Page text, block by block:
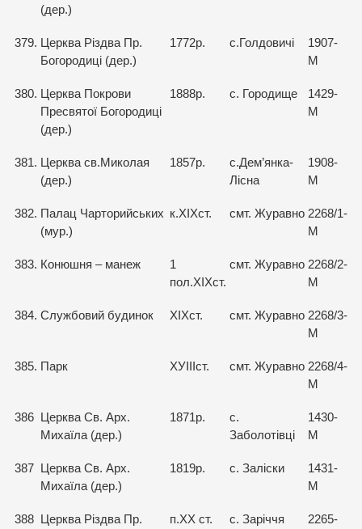
(дер.)
379. Церква Різдва Пр.
Богородиці (дер.)
1772р. с.Голдовичі
1907-
М
380. Церква Покрови
Пресвятої Богородиці
(дер.)
1888р. с. Городище
1429-
М
381. Церква св.Миколая
(дер.)
1857р.
с.Дем’янка-
Лісна
1908-
М
382. Палац Чарторийських
(мур.)
к.ХІХст. смт. Журавно 2268/1-
М
383. Конюшня – манеж
1
пол.ХІХст.
смт. Журавно 2268/2-
М
384. Службовий будинок ХІХст. смт. Журавно 2268/3-
М
385. Парк ХУІІІст. смт. Журавно 2268/4-
М
386
Церква Св. Арх.
Михаїла (дер.)
1871р.
с.
Заболотівці
1430-
М
387
Церква Св. Арх.
Михаїла (дер.)
1819р. с. Заліски
1431-
М
388
Церква Різдва Пр.
п.ХХ ст. с. Заріччя
2265-